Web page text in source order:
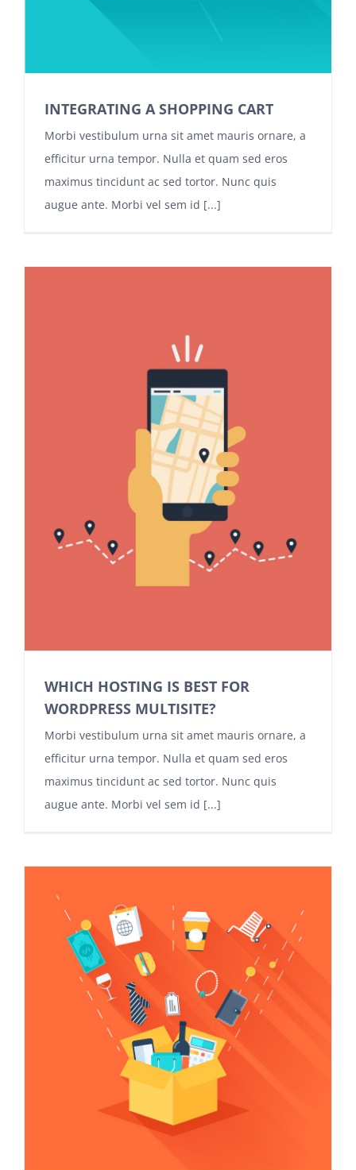
INTEGRATING A SHOPPING CART
Morbi vestibulum urna sit amet mauris ornare, a
efficitur urna tempor. Nulla et quam sed eros
maximus tincidunt ac sed tortor. Nunc quis
augue ante. Morbi vel sem id [...]
WHICH HOSTING IS BEST FOR
WORDPRESS MULTISITE?
Morbi vestibulum urna sit amet mauris ornare, a
efficitur urna tempor. Nulla et quam sed eros
maximus tincidunt ac sed tortor. Nunc quis
augue ante. Morbi vel sem id [...]